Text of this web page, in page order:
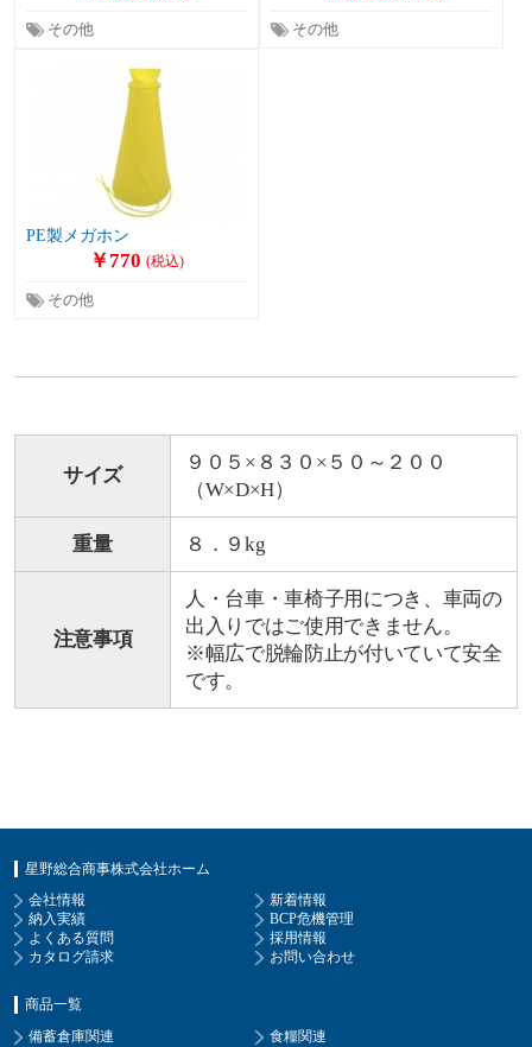
その他 その他
PE製メガホン
￥770 (税込)
その他
サイズ
９０５×８３０×５０～２００
（W×D×H）
重量 ８．９kg
注意事項
人・台車・車椅子用につき、車両の
出入りではご使用できません。
※幅広で脱輪防止が付いていて安全
です。
星野総合商事株式会社ホーム
会社情報
新着情報
納入実績
BCP危機管理
よくある質問
採用情報
カタログ請求
お問い合わせ
商品一覧
備蓄倉庫関連
食糧関連